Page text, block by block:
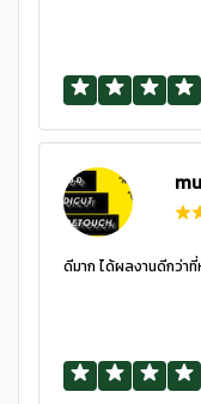
ดีมาก ได้ผลงานดีกว่าที่